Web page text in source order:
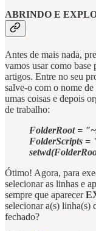
ABRINDO E
Antes de mais nada,
vamos usar como base
artigos. Entre no seu
salve-o com o nome
umas coisas e depois
de trabalho:
FolderRoot =
FolderScripts =
Ótimo! Agora, para
selecionar as linhas e
sempre que aparecer
selecionar a(s)
fechado?